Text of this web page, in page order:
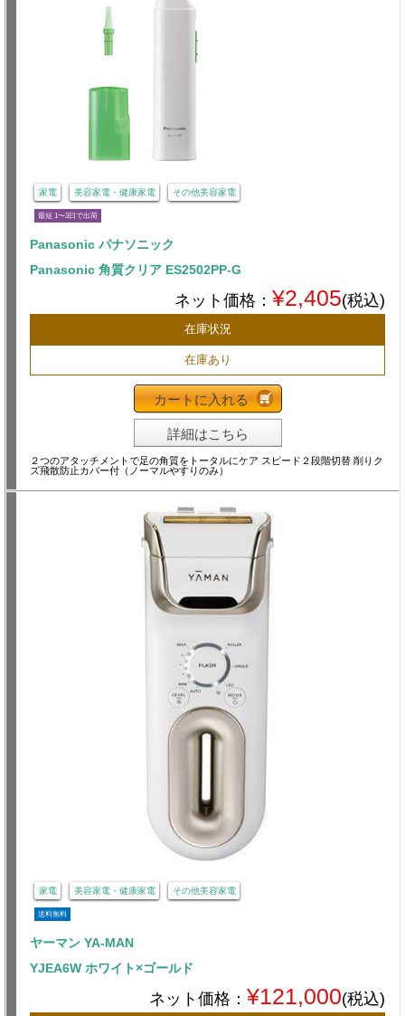
家電 美容家電・健康家電 その他美容家電
最短 1〜3日で出荷
Panasonic パナソニック
Panasonic 角質クリア ES2502PP-G
ネット価格： ¥2,405(税込)
在庫状況
在庫あり
カートに入れる
詳細はこちら
２つのアタッチメントで足の角質をトータルにケア スピード２段階切替 削りク
ズ飛散防止カバー付（ノーマルやすりのみ）
家電 美容家電・健康家電 その他美容家電
送料無料
ヤーマン YA-MAN
YJEA6W ホワイト×ゴールド
ネット価格： ¥121,000(税込)